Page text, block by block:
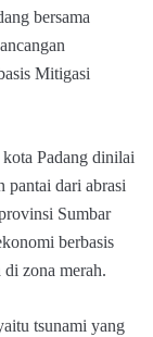
bersama
Mitigasi
Padang dinilai
pantai dari abrasi
Sumbar
berbasis
zona merah.
tsunami yang